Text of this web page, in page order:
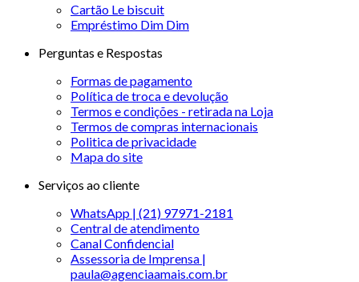
Cartão Le biscuit
Empréstimo Dim Dim
Perguntas e Respostas
Formas de pagamento
Política de troca e devolução
Termos e condições - retirada na Loja
Termos de compras internacionais
Politica de privacidade
Mapa do site
Serviços ao cliente
WhatsApp | (21) 97971-2181
Central de atendimento
Canal Confidencial
Assessoria de Imprensa |
paula@agenciaamais.com.br